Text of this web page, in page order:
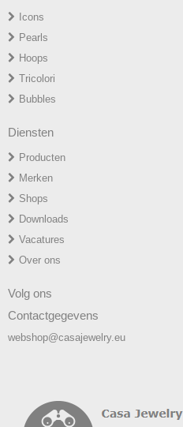
Icons
Pearls
Hoops
Tricolori
Bubbles
Diensten
Producten
Merken
Shops
Downloads
Vacatures
Over ons
Volg ons
Contactgegevens
webshop@casajewelry.eu